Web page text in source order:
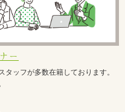
ー
ッフが多数在籍しております。